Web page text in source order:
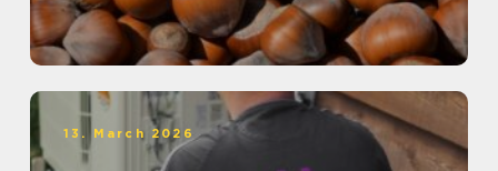
13. March 2026